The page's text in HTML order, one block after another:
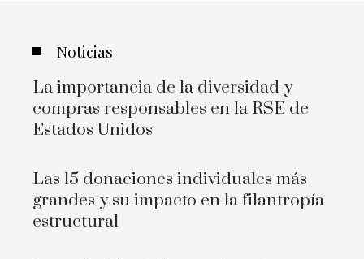
Noticias
La importancia de la diversidad y
compras responsables en la RSE de
Estados Unidos
Las 15 donaciones individuales más
grandes y su impacto en la filantropía
estructural